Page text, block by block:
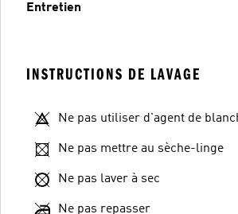
Entretien
INSTRUCTIONS DE LAVAGE
Ne pas utiliser d'agent de
Ne pas mettre au sèche-linge
Ne pas laver à sec
Ne pas repasser